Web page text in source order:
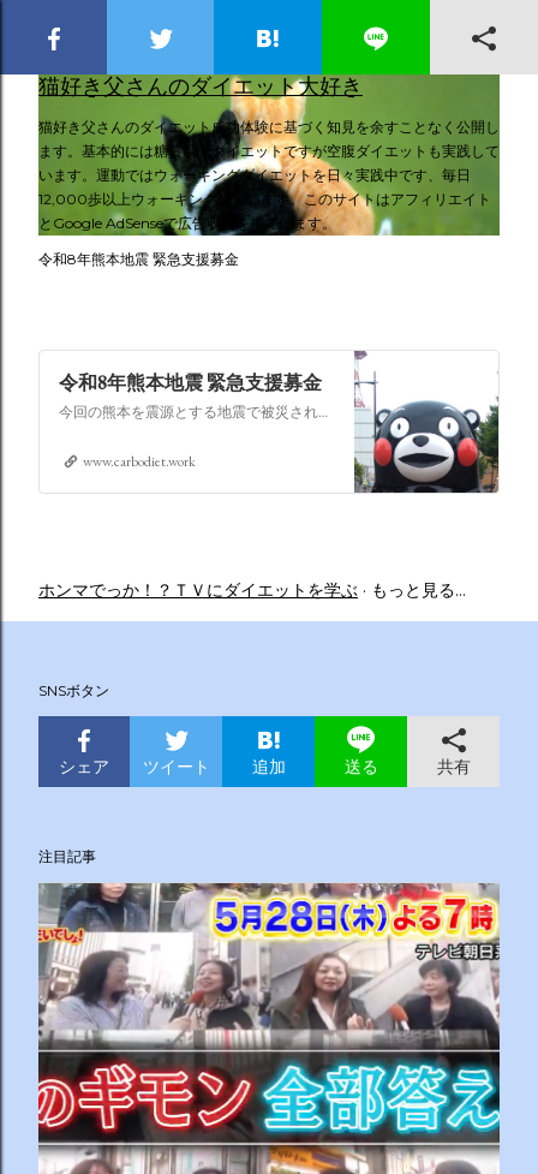
スキップしてメイン コンテンツに移動
猫好き父さんのダイエット大好き
猫好き父さんのダイエット成功体験に基づく知見を余すことなく公開し
ます。基本的には糖質制限ダイエットですが空腹ダイエットも実践して
います。運動ではウォーキングダイエットを日々実践中です、毎日
12,000歩以上ウォーキングしています。このサイトはアフィリエイト
とGoogle AdSenseで広告収入を得ています。
令和8年熊本地震 緊急支援募金
令和8年熊本地震 緊急支援募金
今回の熊本を震源とする地震で被災された皆さままだまだ余震も続き大変な時間を過ごされていると思います。心よりお見舞い申し上げます
www.carbodiet.work
ホンマでっか！？ＴＶにダイエットを学ぶ もっと見る…
SNSボタン
シェア ツイート 追加 送る 共有
注目記事